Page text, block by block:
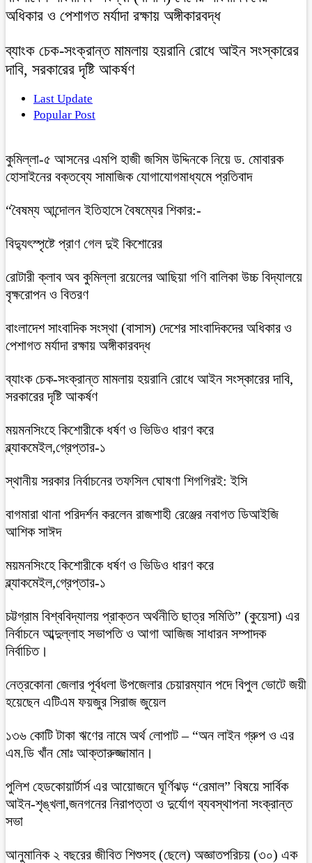
অধিকার ও পেশাগত মর্যাদা রক্ষায় অঙ্গীকারবদ্ধ
ব্যাংক চেক-সংক্রান্ত মামলায় হয়রানি রোধে আইন সংস্কারের
দাবি, সরকারের দৃষ্টি আকর্ষণ
Last Update
Popular Post
কুমিল্লা-৫ আসনের এমপি হাজী জসিম উদ্দিনকে নিয়ে ড. মোবারক
হোসাইনের বক্তব্যে সামাজিক যোগাযোগমাধ্যমে প্রতিবাদ
“বৈষম্য আন্দোলন ইতিহাসে বৈষম্যের শিকার:-
বিদ্যুৎস্পৃষ্টে প্রাণ গেল দুই কিশোরের
রোটারী ক্লাব অব কুমিল্লা রয়েলের আছিয়া গণি বালিকা উচ্চ বিদ্যালয়ে
বৃক্ষরোপন ও বিতরণ
বাংলাদেশ সাংবাদিক সংস্থা (বাসাস) দেশের সাংবাদিকদের অধিকার ও
পেশাগত মর্যাদা রক্ষায় অঙ্গীকারবদ্ধ
ব্যাংক চেক-সংক্রান্ত মামলায় হয়রানি রোধে আইন সংস্কারের দাবি,
সরকারের দৃষ্টি আকর্ষণ
ময়মনসিংহে কিশোরীকে ধর্ষণ ও ভিডিও ধারণ করে
ব্ল্যাকমেইল,গ্রেপ্তার-১
স্থানীয় সরকার নির্বাচনের তফসিল ঘোষণা শিগগিরই: ইসি
বাগমারা থানা পরিদর্শন করলেন রাজশাহী রেঞ্জের নবাগত ডিআইজি
আশিক সাঈদ
ময়মনসিংহে কিশোরীকে ধর্ষণ ও ভিডিও ধারণ করে
ব্ল্যাকমেইল,গ্রেপ্তার-১
চট্টগ্রাম বিশ্ববিদ্যালয় প্রাক্তন অর্থনীতি ছাত্র সমিতি” (কুয়েসা) এর
নির্বাচনে আব্দুল্লাহ সভাপতি ও আগা আজিজ সাধারন সম্পাদক
নির্বাচিত।
নেত্রকোনা জেলার পূর্বধলা উপজেলার চেয়ারম্যান পদে বিপুল ভোটে জয়ী
হয়েছেন এটিএম ফয়জুর সিরাজ জুয়েল
১৩৬ কোটি টাকা ঋণের নামে অর্থ লোপাট – “অন লাইন গ্রুপ ও এর
এম.ডি খাঁন মোঃ আক্তারুজ্জামান।
পুলিশ হেডকোয়ার্টার্স এর আয়োজনে ঘূর্ণিঝড় “রেমাল” বিষয়ে সার্বিক
আইন-শৃঙ্খলা,জনগনের নিরাপত্তা ও দুর্যোগ ব্যবস্থাপনা সংক্রান্ত
সভা
আনুমানিক ২ বছরের জীবিত শিশুসহ (ছেলে) অজ্ঞাতপরিচয় (৩০) এক